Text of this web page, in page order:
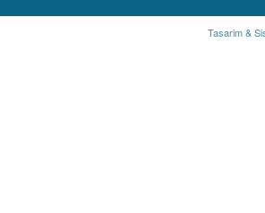
Tasarim &